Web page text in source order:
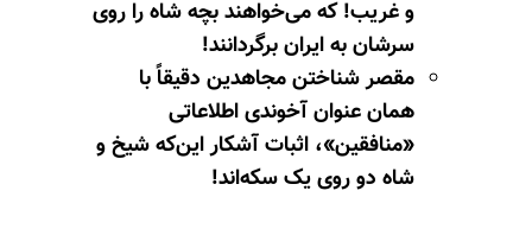
و غریب! که می‌خواهند بچه شاه را روی
سرشان به ایران برگردانند!
مقصر شناختن مجاهدین دقیقاً با
همان عنوان آخوندی اطلاعاتی
«منافقین»، اثبات آشکار این‌که شیخ و
شاه دو روی یک سکه‌اند!